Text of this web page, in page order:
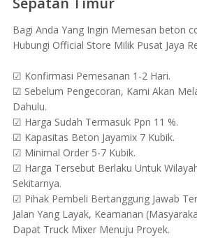
Bagi Anda Yang Ingin Memesan beton
Hubungi Official Store Milik Pusat Jaya
☑ Konfirmasi Pemesanan 1-2 Hari.
☑ Sebelum Pengecoran, Kami Akan
Dahulu.
☑ Harga Sudah Termasuk Ppn 11 %.
☑ Kapasitas Beton Jayamix 7 Kubik.
☑ Minimal Order 5-7 Kubik.
☑ Harga Tersebut Berlaku Untuk
Sekitarnya.
☑ Pihak Pembeli Bertanggung Jawab
Jalan Yang Layak, Keamanan
Dapat Truck Mixer Menuju Proyek.